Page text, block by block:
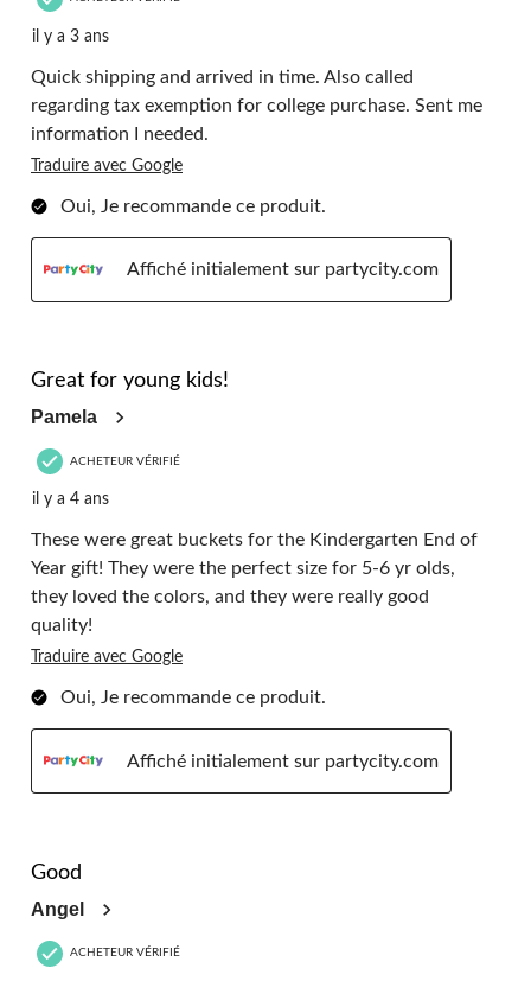
il y a 3 ans
Quick shipping and arrived in time. Also called
regarding tax exemption for college purchase. Sent me
information I needed.
Traduire avec Google
Oui, Je recommande ce produit.
Affiché initialement sur partycity.com
Great for young kids!
Pamela
ACHETEUR VÉRIFIÉ
il y a 4 ans
These were great buckets for the Kindergarten End of
Year gift! They were the perfect size for 5-6 yr olds,
they loved the colors, and they were really good
quality!
Traduire avec Google
Oui, Je recommande ce produit.
Affiché initialement sur partycity.com
Good
Angel
ACHETEUR VÉRIFIÉ